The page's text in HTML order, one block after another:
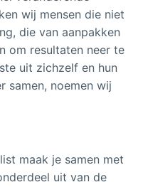
wij mensen die niet
die van aanpakken
om resultaten neer te
uit zichzelf en hun
samen, noemen wij
maak je samen met
uit van de